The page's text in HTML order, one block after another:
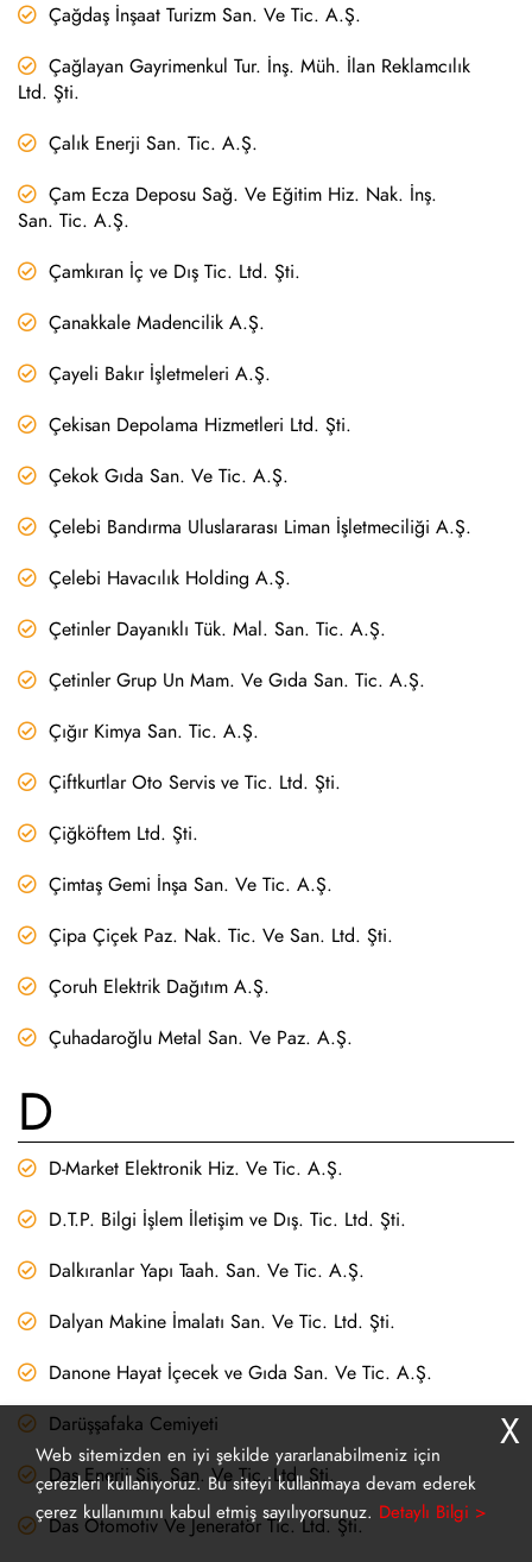
Çağdaş İnşaat Turizm San. Ve Tic. A.Ş.
Çağlayan Gayrimenkul Tur. İnş. Müh. İlan Reklamcılık
Ltd. Şti.
Çalık Enerji San. Tic. A.Ş.
Çam Ecza Deposu Sağ. Ve Eğitim Hiz. Nak. İnş.
San. Tic. A.Ş.
Çamkıran İç ve Dış Tic. Ltd. Şti.
Çanakkale Madencilik A.Ş.
Çayeli Bakır İşletmeleri A.Ş.
Çekisan Depolama Hizmetleri Ltd. Şti.
Çekok Gıda San. Ve Tic. A.Ş.
Çelebi Bandırma Uluslararası Liman İşletmeciliği A.Ş.
Çelebi Havacılık Holding A.Ş.
Çetinler Dayanıklı Tük. Mal. San. Tic. A.Ş.
Çetinler Grup Un Mam. Ve Gıda San. Tic. A.Ş.
Çığır Kimya San. Tic. A.Ş.
Çiftkurtlar Oto Servis ve Tic. Ltd. Şti.
Çiğköftem Ltd. Şti.
Çimtaş Gemi İnşa San. Ve Tic. A.Ş.
Çipa Çiçek Paz. Nak. Tic. Ve San. Ltd. Şti.
Çoruh Elektrik Dağıtım A.Ş.
Çuhadaroğlu Metal San. Ve Paz. A.Ş.
D
D-Market Elektronik Hiz. Ve Tic. A.Ş.
D.T.P. Bilgi İşlem İletişim ve Dış. Tic. Ltd. Şti.
Dalkıranlar Yapı Taah. San. Ve Tic. A.Ş.
Dalyan Makine İmalatı San. Ve Tic. Ltd. Şti.
Danone Hayat İçecek ve Gıda San. Ve Tic. A.Ş.
Darüşşafaka Cemiyeti
Das Enerji Sis. San. Ve Tic. Ltd. Şti.
Das Otomotiv Ve Jeneratör Tic. Ltd. Şti.
Web sitemizden en iyi şekilde yararlanabilmeniz için
çerezleri kullanıyoruz. Bu siteyi kullanmaya devam ederek
çerez kullanımını kabul etmiş sayılıyorsunuz. Detaylı Bilgi >
X